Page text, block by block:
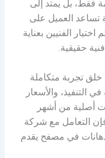
فقط، بل يمتد إلى
تساعد العميل على
اختيار الفنيين بعناية
حقيقية.
تجربة متكاملة
التنفيذ، والأسعار
أصلية من أشهر
فإن التعامل مع شركة
دهانات في مصفح يقدم